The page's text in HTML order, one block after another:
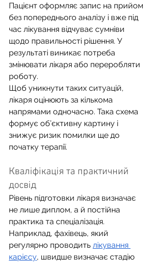
Пацієнт оформляє запис на прийом
без попереднього аналізу і вже під
час лікування відчуває сумніви
щодо правильності рішення. У
результаті виникає потреба
змінювати лікаря або переробляти
роботу.
Щоб уникнути таких ситуацій,
лікаря оцінюють за кількома
напрямами одночасно. Така схема
формує об’єктивну картину і
знижує ризик помилки ще до
початку терапії.
Кваліфікація та практичний
досвід
Рівень підготовки лікаря визначає
не лише диплом, а й постійна
практика та спеціалізація.
Наприклад, фахівець, який
регулярно проводить лікування
карієсу, швидше визначає стадію